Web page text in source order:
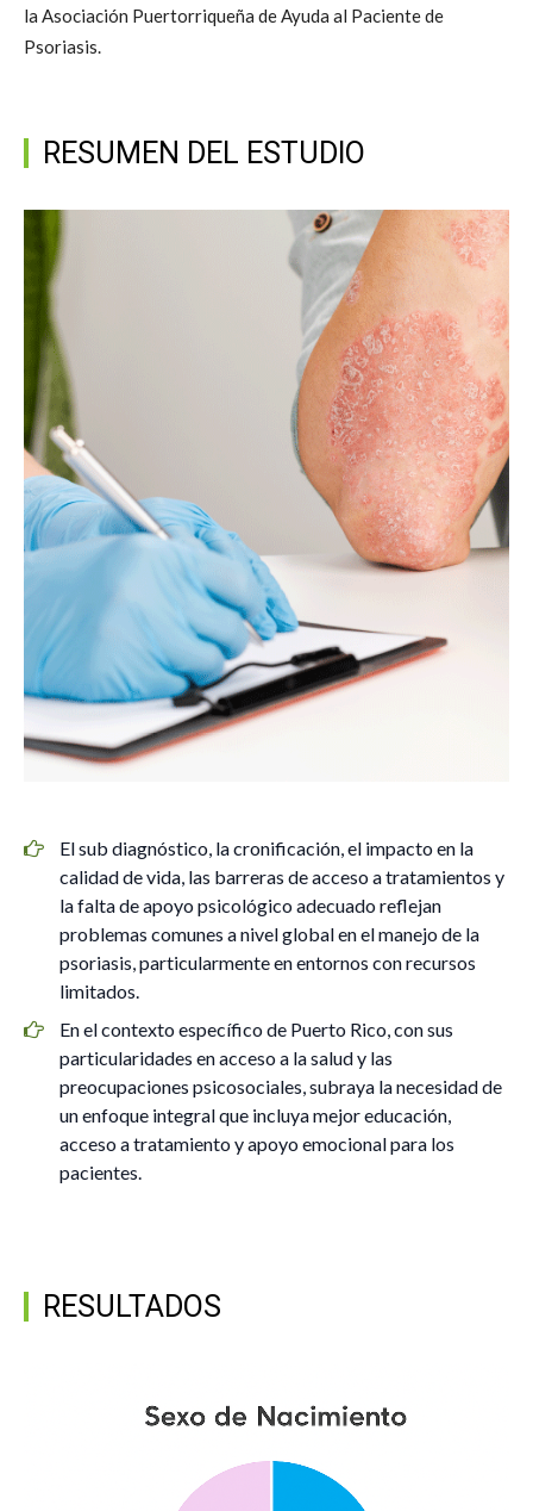
la Asociación Puertorriqueña de Ayuda al Paciente de
Psoriasis.
RESUMEN DEL ESTUDIO
El sub diagnóstico, la cronificación, el impacto en la
calidad de vida, las barreras de acceso a tratamientos y
la falta de apoyo psicológico adecuado reflejan
problemas comunes a nivel global en el manejo de la
psoriasis, particularmente en entornos con recursos
limitados.
En el contexto específico de Puerto Rico, con sus
particularidades en acceso a la salud y las
preocupaciones psicosociales, subraya la necesidad de
un enfoque integral que incluya mejor educación,
acceso a tratamiento y apoyo emocional para los
pacientes.
RESULTADOS